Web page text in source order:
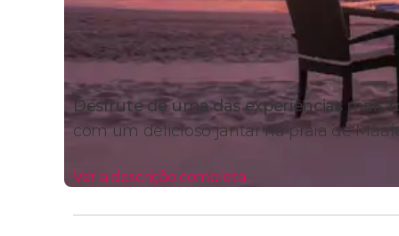
Desfrute de uma das experiências mais
com um delicioso jantar na praia de
Ver a descrição completa